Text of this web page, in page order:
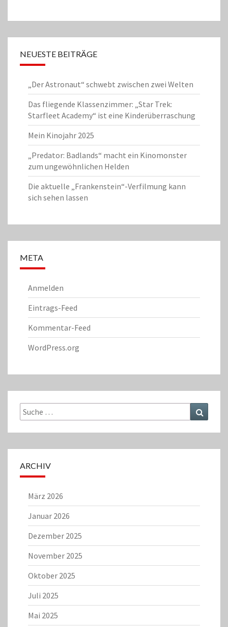
NEUESTE BEITRÄGE
„Der Astronaut“ schwebt zwischen zwei Welten
Das fliegende Klassenzimmer: „Star Trek:
Starfleet Academy“ ist eine Kinderüberraschung
Mein Kinojahr 2025
„Predator: Badlands“ macht ein Kinomonster
zum ungewöhnlichen Helden
Die aktuelle „Frankenstein“-Verfilmung kann
sich sehen lassen
META
Anmelden
Eintrags-Feed
Kommentar-Feed
WordPress.org
Suche
nach:
ARCHIV
März 2026
Januar 2026
Dezember 2025
November 2025
Oktober 2025
Juli 2025
Mai 2025